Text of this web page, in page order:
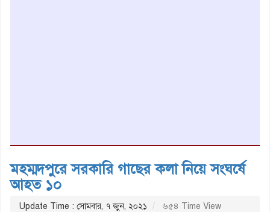
মহম্মদপুরে সরকারি গাছের কলা নিয়ে সংঘর্ষে
আহত ১০
Update Time : সোমবার, ৭ জুন, ২০২১ ৬৫৪ Time View